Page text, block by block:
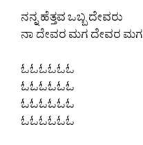
ನನ್ನ ಹೆತ್ತವ ಒಬ್ಬ ದೇವರು
ನಾ ದೇವರ ಮಗ ದೇವರ ಮಗ
ಓಓಓಓಓಓ
ಓಓಓಓಓಓ
ಓಓಓಓಓಓ
ಓಓಓಓಓಓ